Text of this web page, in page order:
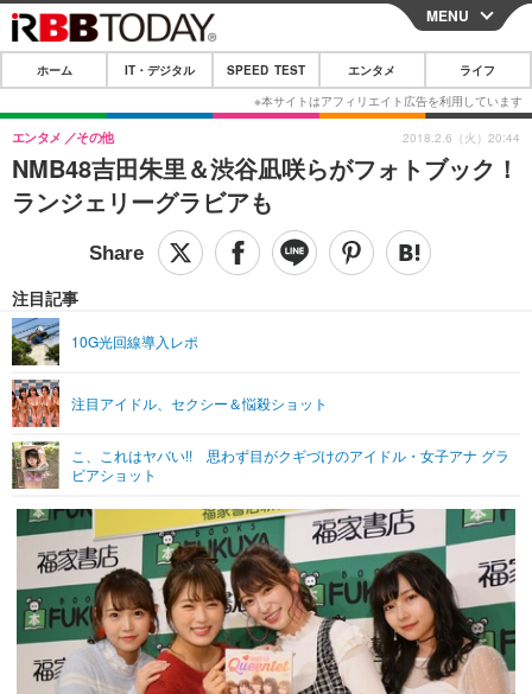
CLOSE
ホーム
IT・デジタル
IT・デジタルTOP スマートフォン
ショッピング その他
SPEED TEST
エンタメTOP 映画・ドラマ
グラビア
ショッピング その他
ライフTOP
リリース一覧
プッシュ通知の停止方法
MENU
ホーム IT・デジタル SPEED TEST エンタメ ライフ
NMB48吉田朱里＆渋谷凪咲らがフォトブック！
ランジェリーグラビアも
エンタメ その他
注目記事
10G光回線導入レポ
注目アイドル、セクシー＆悩殺ショット
こ、これはヤバい!! 思わず目がクギづけのアイドル・女子アナ グラ
ビアショット
2018.2.6（火）20:44